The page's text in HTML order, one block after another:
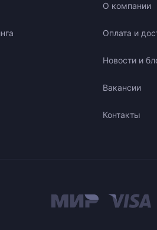
О компании
Оплата и
Новости и
Вакансии
Контакты